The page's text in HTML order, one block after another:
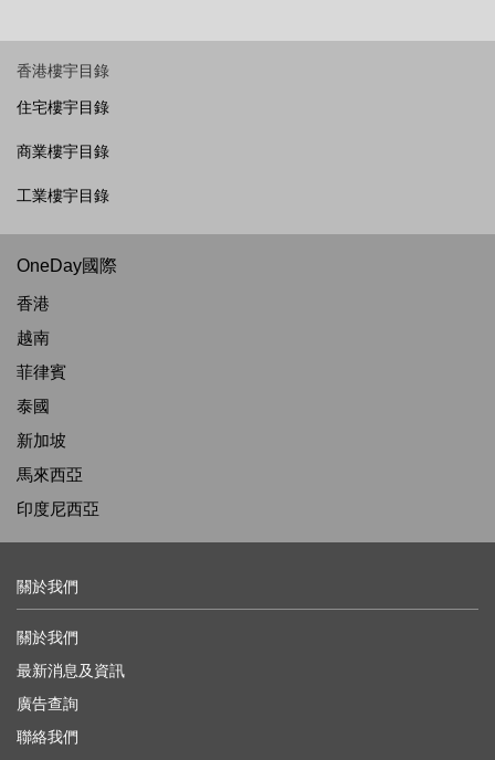
香港樓宇目錄
住宅樓宇目錄
商業樓宇目錄
工業樓宇目錄
OneDay國際
香港
越南
菲律賓
泰國
新加坡
馬來西亞
印度尼西亞
關於我們
關於我們
最新消息及資訊
廣告查詢
聯絡我們